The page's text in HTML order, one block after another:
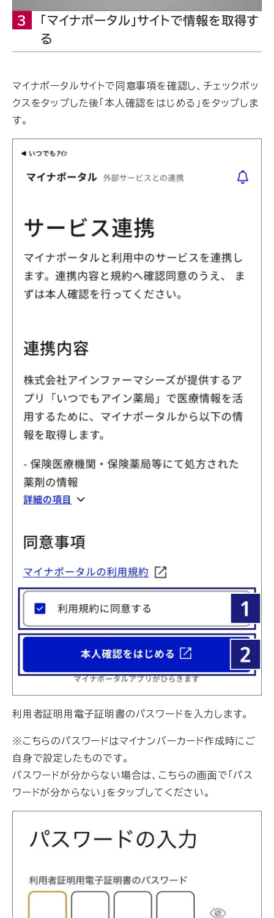
3
「マイナポータル」サイトで情報を取得す
る
マイナポータルサイトで同意事項を確認し、チェックボッ
クスをタップした後「本人確認をはじめる」をタップしま
す。
利用者証明用電子証明書のパスワードを入力します。
※こちらのパスワードはマイナンバーカード作成時にご
自身で設定したものです。
パスワードが分からない場合は、こちらの画面で「パス
ワードが分からない」をタップしてください。